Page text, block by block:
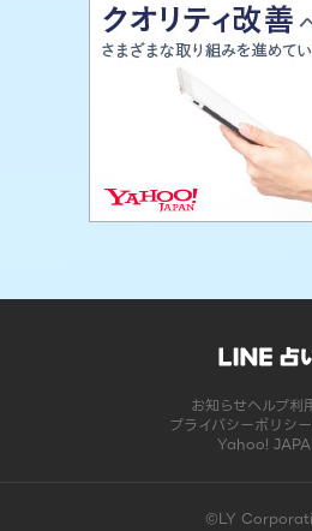
お知らせヘルプ利
プライバシーポリシー
Yahoo!
©LY